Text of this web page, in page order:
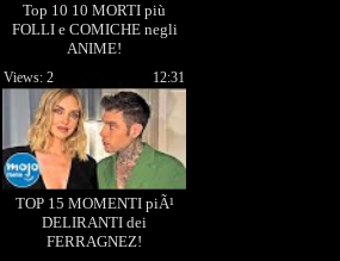
Top 10 10 MORTI più
FOLLI e COMICHE negli
ANIME!
TOP 15 MOMENTI piÃ¹
DELIRANTI dei
FERRAGNEZ!
12:31
Views: 2